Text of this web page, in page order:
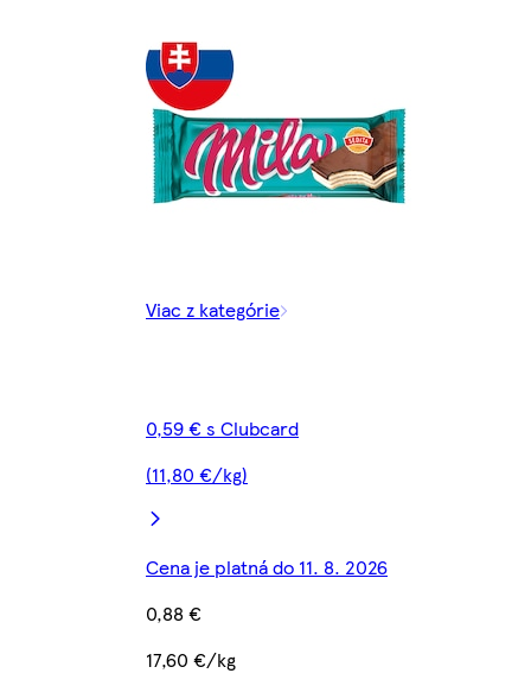
Viac z kategórie
0,59 € s Clubcard
(11,80 €/kg)
Cena je platná do 11. 8. 2026
0,88 €
17,60 €/kg